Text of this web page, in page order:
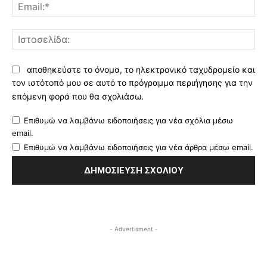
αποθηκεύστε το όνομα, το ηλεκτρονικό ταχυδρομείο και
τον ιστότοπό μου σε αυτό το πρόγραμμα περιήγησης για την
επόμενη φορά που θα σχολιάσω.
Επιθυμώ να λαμβάνω ειδοποιήσεις για νέα σχόλια μέσω
email.
Επιθυμώ να λαμβάνω ειδοποιήσεις για νέα άρθρα μέσω email.
- Advertisment -